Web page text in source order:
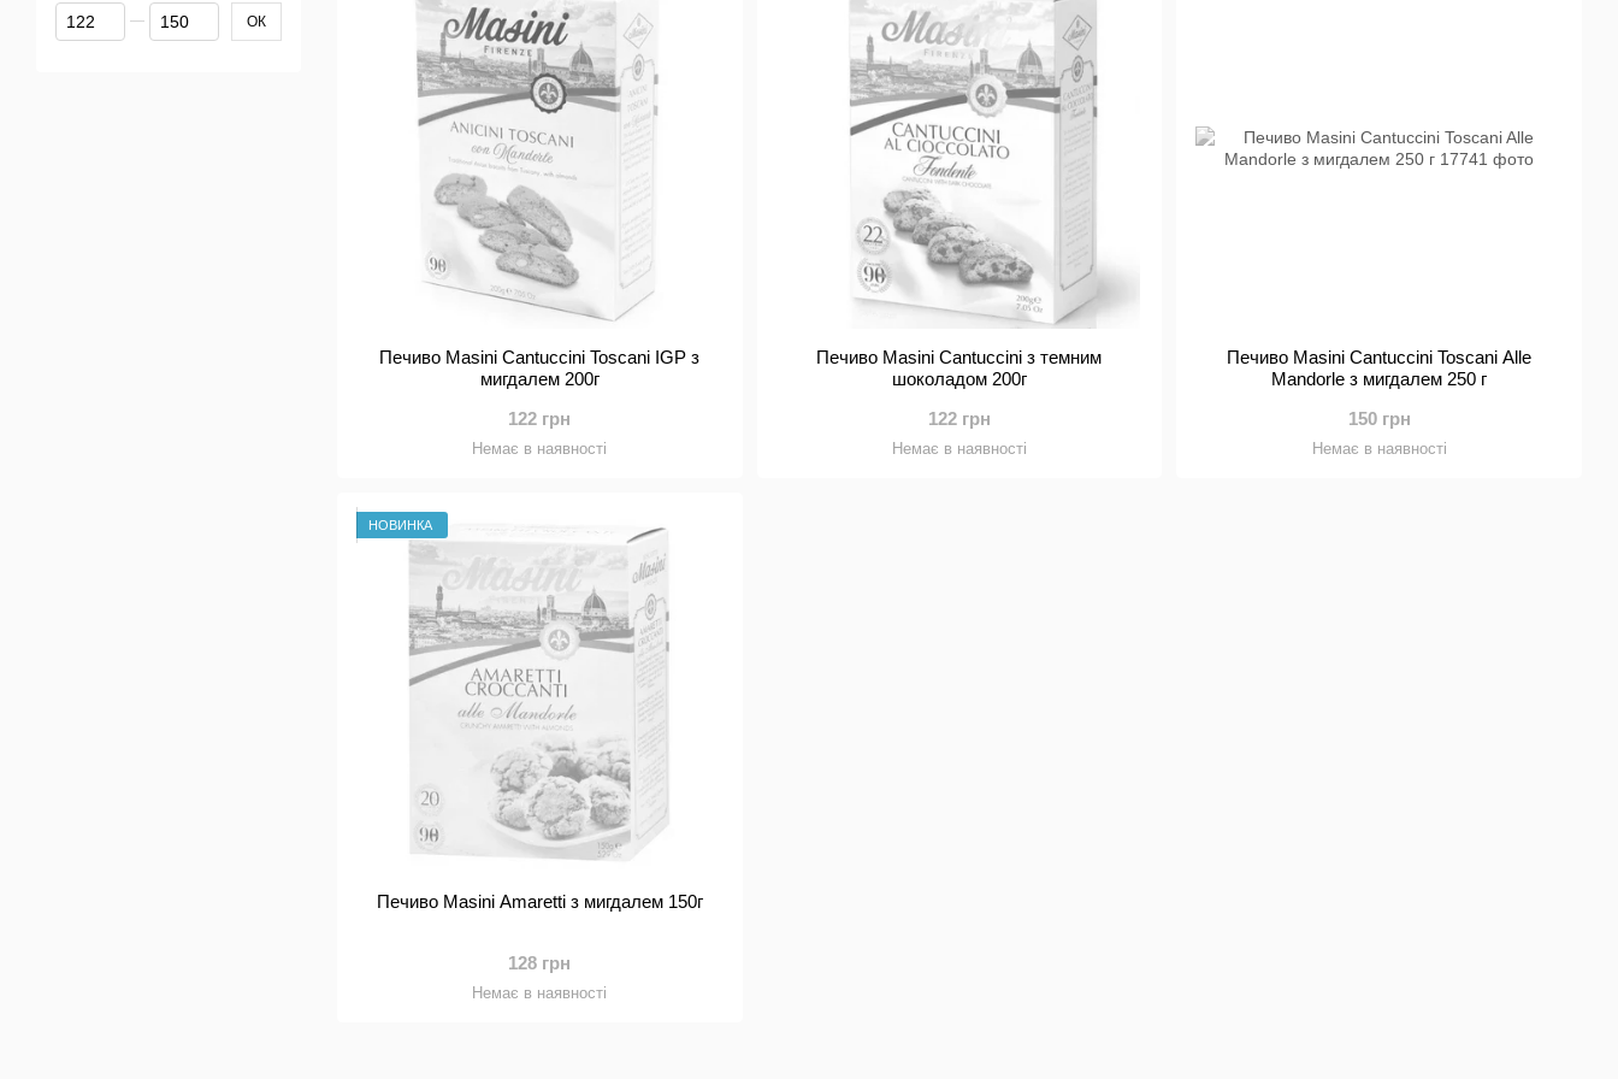
Печиво Masini Cantuccini Toscani IGP з
мигдалем 200г
122 грн
Немає в наявності
Печиво Masini Cantuccini з темним
шоколадом 200г
122 грн
Немає в наявності
Печиво Masini Cantuccini Toscani Alle
Mandorle з мигдалем 250 г
150 грн
Немає в наявності
НОВИНКА
Печиво Masini Amaretti з мигдалем 150г
128 грн
Немає в наявності
Від Ціна, грн
До Ціна, грн ОК